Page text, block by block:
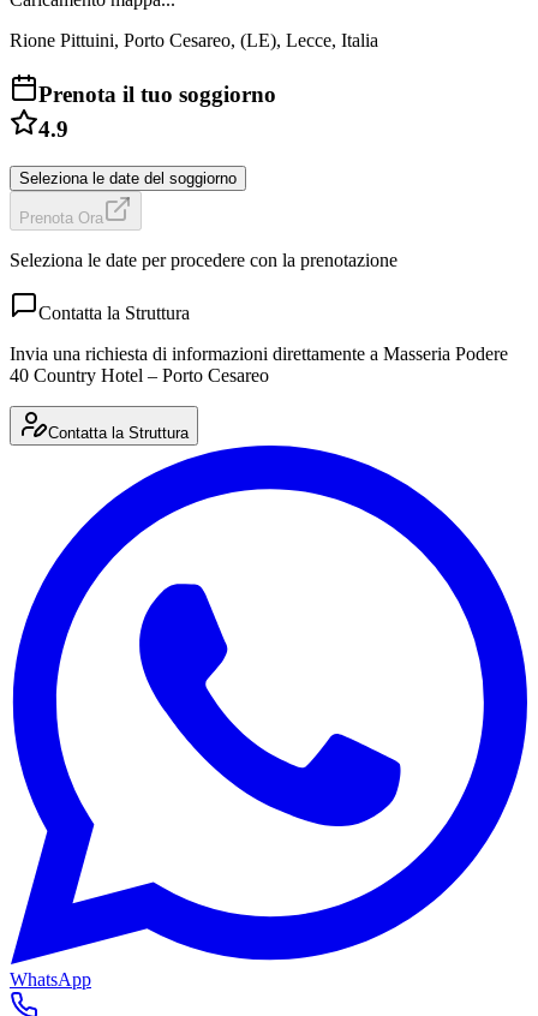
Rione Pittuini, Porto Cesareo, (LE), Lecce, Italia
Prenota il tuo soggiorno
4.9
Seleziona le date del soggiorno
Prenota Ora
Seleziona le date per procedere con la prenotazione
Contatta la Struttura
Invia una richiesta di informazioni direttamente a Masseria Podere
40 Country Hotel – Porto Cesareo
Contatta la Struttura
WhatsApp